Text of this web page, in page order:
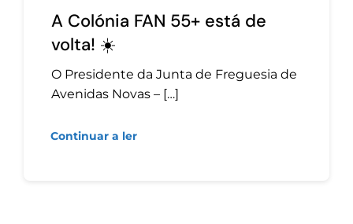
A Colónia FAN 55+ está de
volta! ☀️
O Presidente da Junta de Freguesia de
Avenidas Novas – […]
Continuar a ler